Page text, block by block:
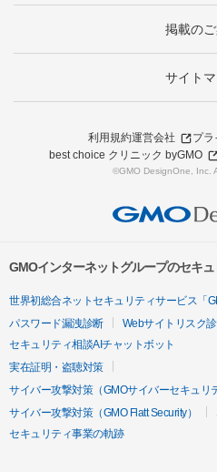
掲載の
サイト
利用規約運営会社
プラ
best choice クリニック byGMO
©GMO DesignOne, Inc.
GMOインターネットグループのセキ
世界初総合ネットセキュリティサービス「
パスワード漏洩診断
Webサイトリスク
セキュリティ相談AIチャットボット
実在証明・盗聴対策
サイバー攻撃対策（GMOサイバーセキュリ
サイバー攻撃対策（GMO Flatt Security）
セキュリティ事業の軌跡